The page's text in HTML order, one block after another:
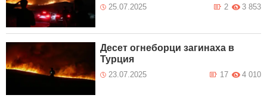
25.07.2025 3 853
2
Десет огнеборци загинаха в
Турция
23.07.2025 4 010
17